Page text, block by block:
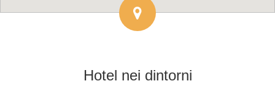
Hotel nei dintorni